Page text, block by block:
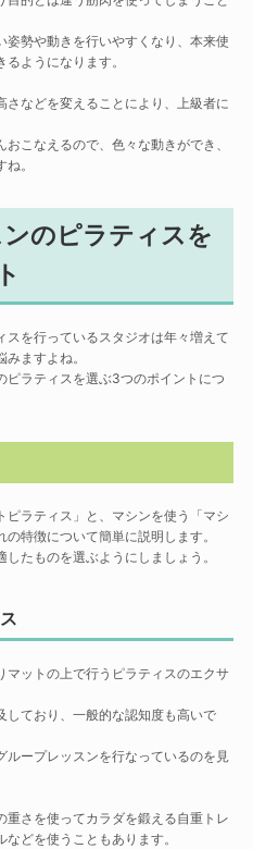
姿勢や動きを行いやすくなり、本来使
ようになります。
などを変えることにより、上級者に
こなえるので、色々な動きができ、
。
のピラティスを
を行っているスタジオは年々増えて
ますよね。
ピラティスを選ぶ3つのポイントにつ
ピラティス」と、マシンを使う「マシ
特徴について簡単に説明します。
たものを選ぶようにしましょう。
マットの上で行うピラティスのエクサ
しており、一般的な認知度も高いで
ループレッスンを行なっているのを見
さを使ってカラダを鍛える自重トレ
どを使うこともあります。